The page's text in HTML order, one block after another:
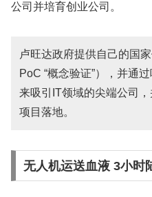
公司并培育创业公司。
卢旺达政府提供自己的国
PoC “概念验证”），并通
来吸引IT领域的尖端公司
项目落地。
无人机运送血液 3小时